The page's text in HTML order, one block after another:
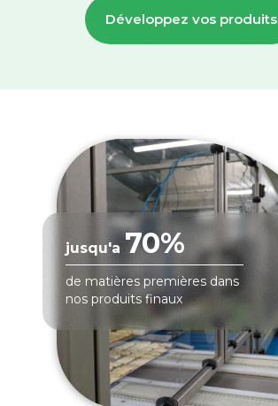
Développez vos produits
jusqu'a 70%
de matières premières dans
nos produits finaux